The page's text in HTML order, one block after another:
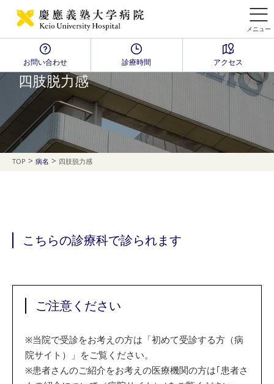
メニュー
お問い合わせ 診療時間 アクセス
Disease Name Search
四肢脱力感
TOP > 病名 > 四肢脱力感
こちらの診療科で診られます
ご注意ください
※当院で受診をお考えの方は「初めて受診する方（病
院サイト）」をご覧ください。
※患者さんのご紹介をお考えの医療機関の方は｢患者さ